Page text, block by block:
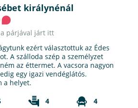
királynénál
a párjával járt itt
ezért választottuk az Édes
A szálloda szép a személyzet
az éttermet. A vacsora nagyon
egy igazi vendéglátós.
a helyet.
4 4